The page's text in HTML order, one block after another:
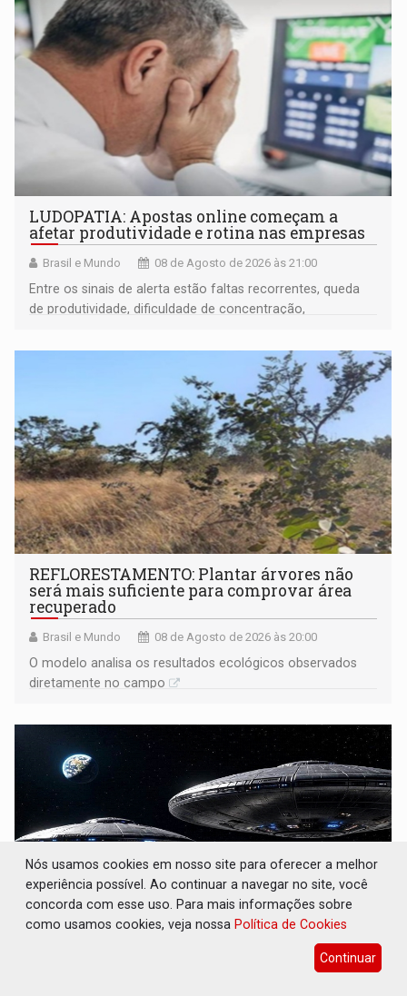
LUDOPATIA: Apostas online começam a
afetar produtividade e rotina nas empresas
Brasil e Mundo 08 de Agosto de 2026 às 21:00
Entre os sinais de alerta estão faltas recorrentes, queda
de produtividade, dificuldade de concentração,
REFLORESTAMENTO: Plantar árvores não
será mais suficiente para comprovar área
recuperado
Brasil e Mundo 08 de Agosto de 2026 às 20:00
O modelo analisa os resultados ecológicos observados
diretamente no campo
OVNIS NA LUA: Cientistas alertam para
possível base secreta no satélite natural da
Nós usamos cookies em nosso site para oferecer a melhor
experiência possível. Ao continuar a navegar no site, você
concorda com esse uso. Para mais informações sobre
como usamos cookies, veja nossa Política de Cookies
Continuar